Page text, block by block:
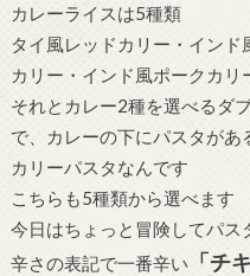
カレーライスは5種類
タイ風レッドカリー・イン
カリー・インド風ポークカリ
それとカレー2種を選べるダ
で、カレーの下にパスタがあ
カリーパスタなんです
こちらも5種類から選べます
今日はちょっと冒険してパス
辛さの表記で一番辛い
「チ